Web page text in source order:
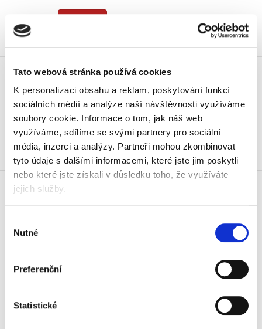
Tato webová stránka používá cookies
K personalizaci obsahu a reklam, poskytování funkcí
sociálních médií a analýze naší návštěvnosti využíváme
soubory cookie. Informace o tom, jak náš web
využíváme, sdílíme se svými partnery pro sociální
média, inzerci a analýzy. Partneři mohou zkombinovat
tyto údaje s dalšími informacemi, které jste jim poskytli
nebo které jste získali v důsledku toho, že využíváte
jejich služby.
souhlasu
Nutné
Preferenční
Statistické
Nejprodávanější Skladem
Papír Multicopy Original A4,
80 g, 500 l., 30 balíků - Akce
3 150 Kč
3 811,50 Kč vč. DPH
Koupit
Skladem
Papír xer. HP Copy CHP910 A4,
80 g, 500 l., 120 bal. - Akce